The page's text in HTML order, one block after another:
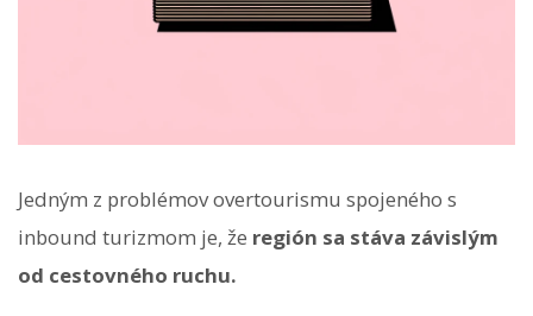
Jedným z problémov overtourismu spojeného s
inbound turizmom je, že región sa stáva závislým
od cestovného ruchu.